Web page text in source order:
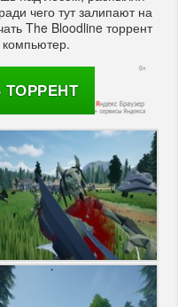
чего тут залипают на
The Bloodline торрент
ТОРРЕНТ